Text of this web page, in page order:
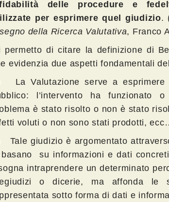
delle procedure e
per esprimere quel giudizio.
della Ricerca Valutativa, Franco
permetto di citare la definizione di
evidenzia due aspetti fondamentali
La Valutazione serve a esprimere
l’intervento ha funzionato
è stato risolto o non è stato
voluti o non sono stati prodotti,
Tale giudizio è argomentato
su informazioni e dati
intraprendere un determinato
o dicerie, ma affonda le
sotto forma di dati e